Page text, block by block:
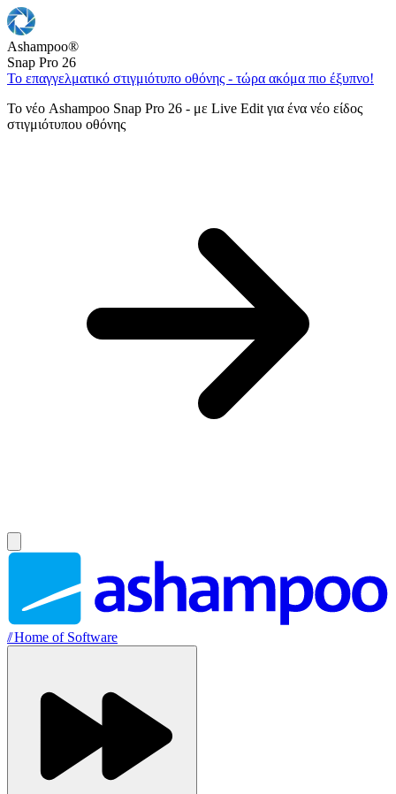
Ashampoo®
Snap Pro 26
Το επαγγελματικό στιγμιότυπο οθόνης - τώρα ακόμα πιο έξυπνο!
Το νέο Ashampoo Snap Pro 26 - με Live Edit για ένα νέο είδος
στιγμιότυπου οθόνης
//Home of Software